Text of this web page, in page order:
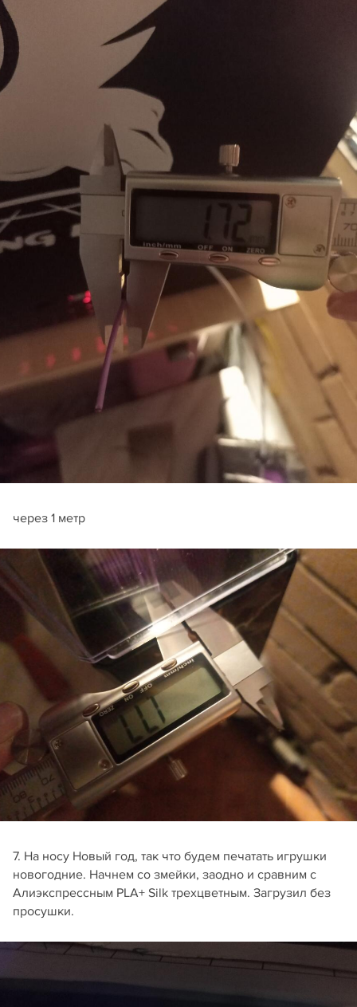
через 1 метр
7. На носу Новый год, так что будем печатать игрушки
новогодние. Начнем со змейки, заодно и сравним с
Алиэкспрессным PLA+ Silk трехцветным. Загрузил без
просушки.